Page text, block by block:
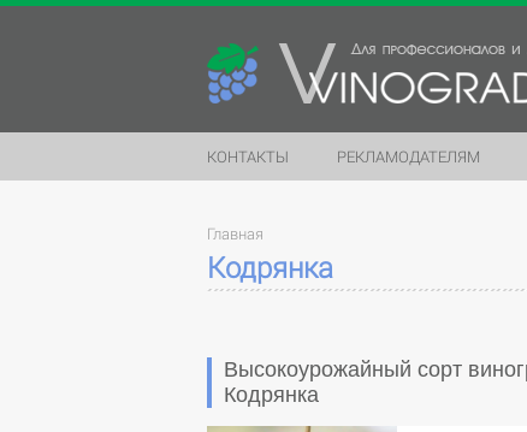
КОНТАКТЫ РЕКЛАМОДАТЕЛЯМ
Главная
Кодрянка
Высокоурожайный сорт
Кодрянка